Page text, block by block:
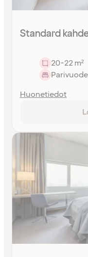
Standard
20-22 m²
Huonetiedot